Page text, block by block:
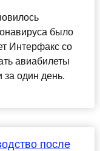
было
Интерфакс со
авиабилеты
за один день.
после